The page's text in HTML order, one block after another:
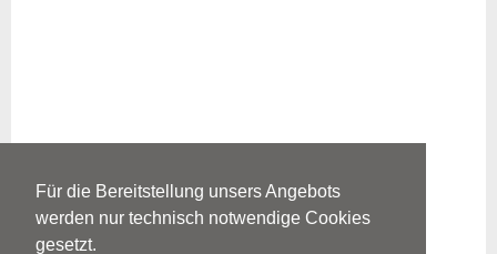
Für die Bereitstellung unsers Angebots
werden nur technisch notwendige Cookies
gesetzt.